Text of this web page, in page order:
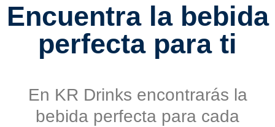
Encuentra la bebida
perfecta para ti
En KR Drinks encontrarás la
bebida perfecta para cada